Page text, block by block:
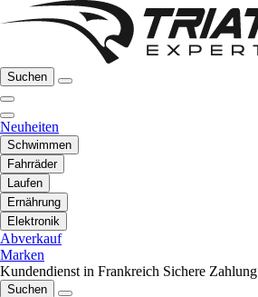
Suchen
Neuheiten
Schwimmen
Fahrräder
Laufen
Ernährung
Elektronik
Abverkauf
Marken
Kundendienst in Frankreich Sichere Zahlung
Suchen